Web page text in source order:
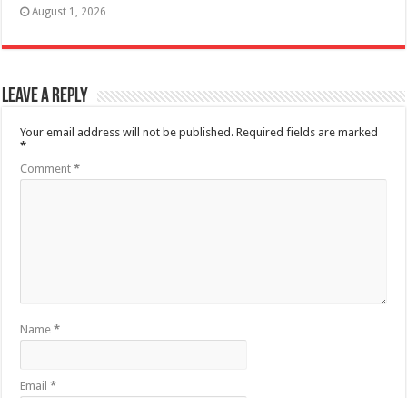
August 1, 2026
Leave a Reply
Your email address will not be published. Required fields are marked
*
Comment*
Name*
Email*